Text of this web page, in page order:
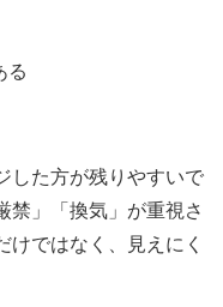
る
した方が残りやすいで
禁」「換気」が重視さ
けではなく、見えにく